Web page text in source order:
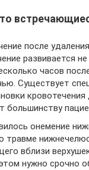
после
развивается
часов
Существует
большинству
онемение
травме
вблизи
нужно срочно